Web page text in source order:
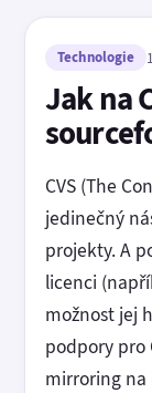
Technologie
Jak na
CVS (The
jedinečný
projekty. A
licenci
možnost jej
podpory pro
mirroring na